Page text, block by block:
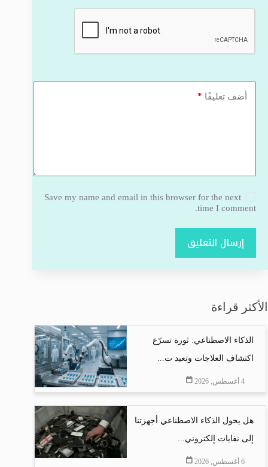
أضف تعليقًا *
Save my name and email in this browser for the next
time I comment.
إرسال التعليق
الأكثر قراءة
الذكاء الاصطناعي: ثورة تسرّع
اكتشاف العلاجات وتعيد ت...
4 أغسطس, 2026
هل يحول الذكاء الاصطناعي أجهزتنا
إلى نفايات إلكتروني...
6 أغسطس, 2026